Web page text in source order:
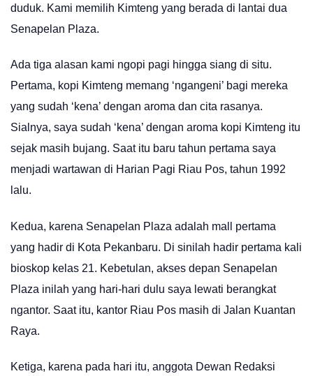
duduk. Kami memilih Kimteng yang berada di lantai dua
Senapelan Plaza.
Ada tiga alasan kami ngopi pagi hingga siang di situ.
Pertama, kopi Kimteng memang ‘ngangeni’ bagi mereka
yang sudah ‘kena’ dengan aroma dan cita rasanya.
Sialnya, saya sudah ‘kena’ dengan aroma kopi Kimteng itu
sejak masih bujang. Saat itu baru tahun pertama saya
menjadi wartawan di Harian Pagi Riau Pos, tahun 1992
lalu.
Kedua, karena Senapelan Plaza adalah mall pertama
yang hadir di Kota Pekanbaru. Di sinilah hadir pertama kali
bioskop kelas 21. Kebetulan, akses depan Senapelan
Plaza inilah yang hari-hari dulu saya lewati berangkat
ngantor. Saat itu, kantor Riau Pos masih di Jalan Kuantan
Raya.
Ketiga, karena pada hari itu, anggota Dewan Redaksi